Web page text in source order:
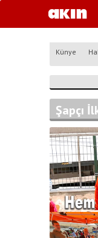
Künye
Şapçı